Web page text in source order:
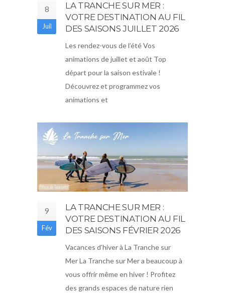
8
Juil
LA TRANCHE SUR MER :
VOTRE DESTINATION AU FIL
DES SAISONS JUILLET 2026
Les rendez-vous de l’été Vos
animations de juillet et août Top
départ pour la saison estivale !
Découvrez et programmez vos
animations et
9
Fév
LA TRANCHE SUR MER :
VOTRE DESTINATION AU FIL
DES SAISONS FÉVRIER 2026
Vacances d’hiver à La Tranche sur
Mer La Tranche sur Mer a beaucoup à
vous offrir même en hiver ! Profitez
des grands espaces de nature rien